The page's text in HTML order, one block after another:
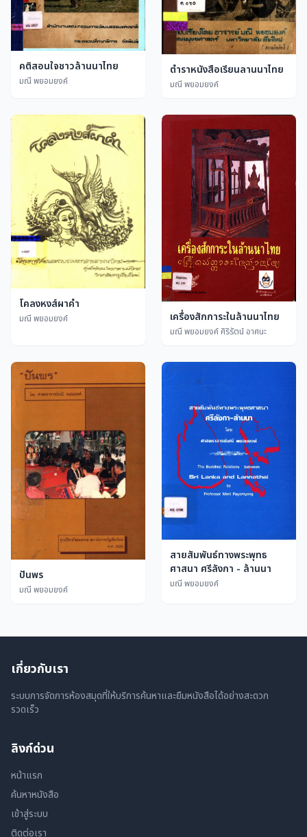
คติสอนใจชาวล้านนาไทย
มณี พยอมยงค์
ตำราหนังสือเรียนลานนาไทย
มณี พยอมยงค์
โคลงหงส์ผาคำ
มณี พยอมยงค์ เครื่องสักการะในล้านนาไทย
มณี พยอมยงค์ ศิริรัตน์ อาศนะ
ปันพร
มณี พยอมยงค์
สายสัมพันธ์ทางพระพุทธ
ศาสนา ศรีลังกา - ล้านนา
มณี พยอมยงค์
เกี่ยวกับเรา
ระบบการจัดการห้องสมุดที่ให้บริการค้นหาและยืมหนังสือได้อย่างสะดวก
รวดเร็ว
ลิงก์ด่วน
หน้าแรก
ค้นหาหนังสือ
เข้าสู่ระบบ
ติดต่อเรา